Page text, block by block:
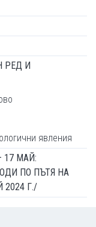
РЕД И
явления
17 МАЙ:
ПО ПЪТЯ НА
2024 Г./